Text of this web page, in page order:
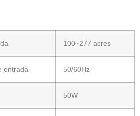
100~277 acres
entrada 50/60Hz
50W